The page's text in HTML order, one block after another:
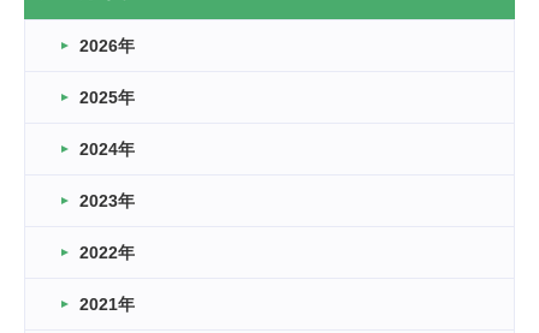
なぎなた
2026.03.16
車いすバスケとRくんのお話
卒業・卒園の季節★
2026.03.11
緑ケ丘体育館
2026年
2025年
2024年
2023年
2022年
2021年